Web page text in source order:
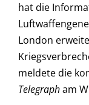
hat die
London
meldete die
Telegrapham